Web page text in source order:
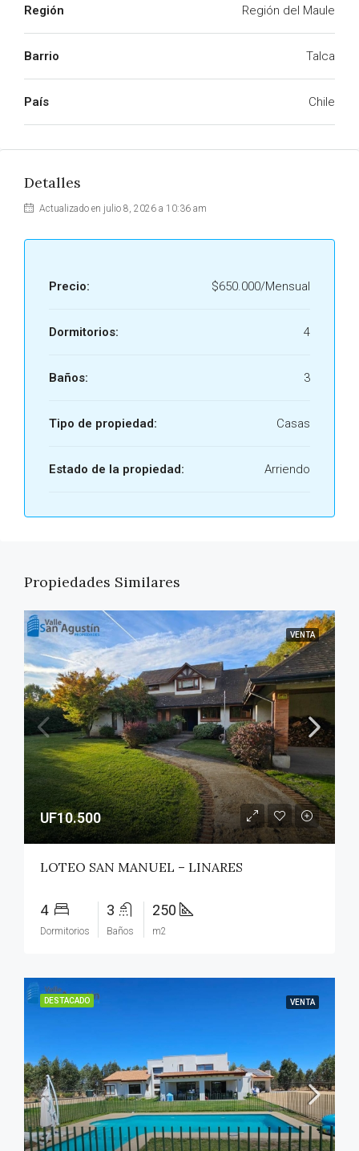
Región Región del Maule
Barrio Talca
País Chile
Detalles
Actualizado en julio 8, 2026 a 10:36 am
Precio: $650.000/Mensual
Dormitorios: 4
Baños: 3
Tipo de propiedad: Casas
Estado de la propiedad: Arriendo
Propiedades Similares
VENTA
UF10.500
LOTEO SAN MANUEL – LINARES
4
Dormitorios
3
Baños
250
m2
DESTACADO VENTA